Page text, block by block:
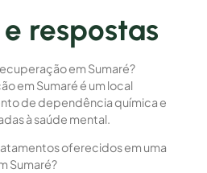
respostas
em Sumaré?
em Sumaré é um local
de dependência química e
à saúde mental.
oferecidos em uma
Sumaré?